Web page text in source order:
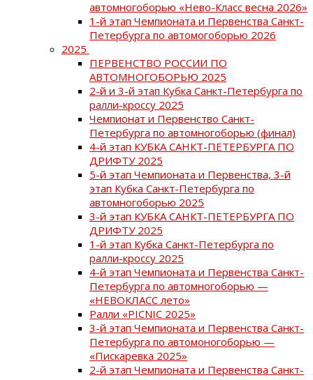
автомногоборью «Нево-Класс весна 2026»
1-й этап Чемпионата и Первенства Санкт-
Петербурга по автомогоборью 2026
2025
ПЕРВЕНСТВО РОССИИ ПО
АВТОМНОГОБОРЬЮ 2025
2-й и 3-й этап Кубка Санкт-Петербурга по
ралли-кроссу 2025
Чемпионат и Первенство Санкт-
Петербурга по автомногоборью (финал)
4-й этап КУБКА САНКТ-ПЕТЕРБУРГА ПО
ДРИФТУ 2025
5-й этап Чемпионата и Первенства, 3-й
этап Кубка Санкт-Петербурга по
автомногоборью 2025
3-й этап КУБКА САНКТ-ПЕТЕРБУРГА ПО
ДРИФТУ 2025
1-й этап Кубка Санкт-Петербурга по
ралли-кроссу 2025
4-й этап Чемпионата и Первенства Санкт-
Петербурга по автомногоборью —
«НЕВОКЛАСС лето»
Ралли «PICNIC 2025»
3-й этап Чемпионата и Первенства Санкт-
Петербурга по автомоногоборью —
«Пискаревка 2025»
2-й этап Чемпионата и Первенства Санкт-